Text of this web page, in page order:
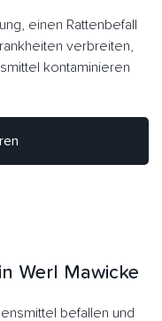
einen Rattenbefall
verbreiten,
kontaminieren
Werl Mawicke
befallen und